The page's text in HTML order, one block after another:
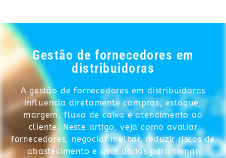
Gestão de fornecedores em
distribuidoras
A gestão de fornecedores em distribuidoras
influencia diretamente compras, estoque,
margem, fluxo de caixa e atendimento ao
cliente. Neste artigo, veja como avaliar
fornecedores, negociar melhor, reduzir riscos de
abastecimento e usar dados para tomar